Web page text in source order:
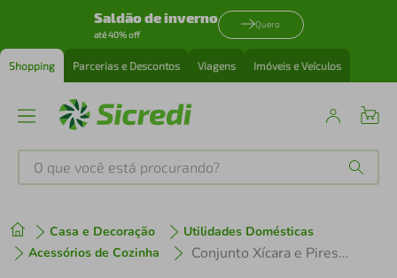
Saldão de inverno
até 40% off
Quero
Shopping Parcerias e Descontos Viagens Imóveis e Veículos
O que você está procurando?
Casa e Decoração
Utilidades Domésticas
Acessórios de Cozinha
Conjunto Xícara e Pires de Chá Tramontina Dalina 185ml 2 Peças em Porcelana Decorada
1º tenis